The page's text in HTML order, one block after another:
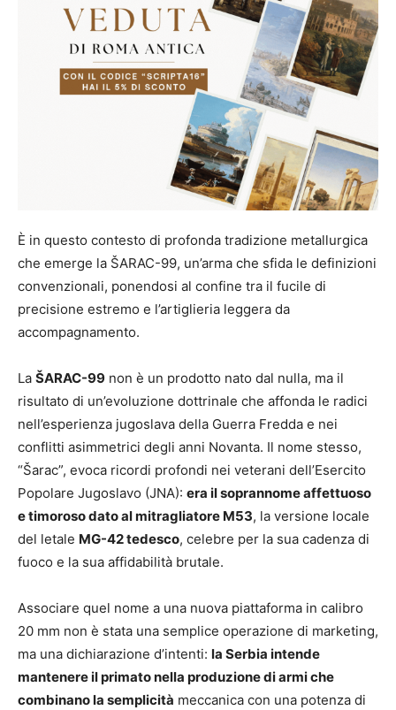
È in questo contesto di profonda tradizione metallurgica
che emerge la ŠARAC-99, un’arma che sfida le definizioni
convenzionali, ponendosi al confine tra il fucile di
precisione estremo e l’artiglieria leggera da
accompagnamento.
La ŠARAC-99 non è un prodotto nato dal nulla, ma il
risultato di un’evoluzione dottrinale che affonda le radici
nell’esperienza jugoslava della Guerra Fredda e nei
conflitti asimmetrici degli anni Novanta. Il nome stesso,
“Šarac”, evoca ricordi profondi nei veterani dell’Esercito
Popolare Jugoslavo (JNA): era il soprannome affettuoso
e timoroso dato al mitragliatore M53, la versione locale
del letale MG-42 tedesco, celebre per la sua cadenza di
fuoco e la sua affidabilità brutale.
Associare quel nome a una nuova piattaforma in calibro
20 mm non è stata una semplice operazione di marketing,
ma una dichiarazione d’intenti: la Serbia intende
mantenere il primato nella produzione di armi che
combinano la semplicità meccanica con una potenza di